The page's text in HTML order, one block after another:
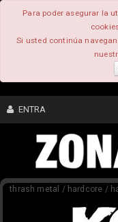
Para poder asegurar la
Si usted continúa
ENTRA
CONTENIDO
thrash metal / hardcore /